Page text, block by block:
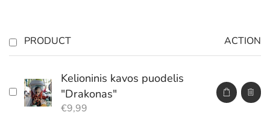
PRODUCT ACTION
Kelioninis kavos puodelis
"Drakonas"
€9,99